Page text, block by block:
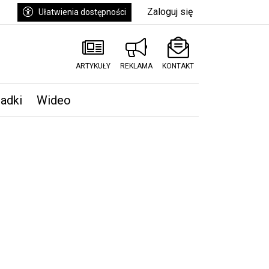
Ułatwienia dostępności Zaloguj się
ARTYKUŁY REKLAMA KONTAKT
Wideo